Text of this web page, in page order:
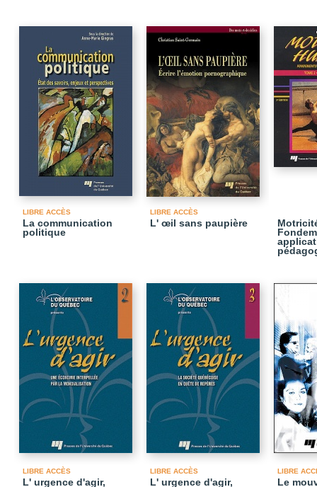
LIBRE ACCÈS
La communication
politique
LIBRE ACCÈS
L' œil sans paupière
LIBRE ACCÈS
L' urgence d'agir,
LIBRE ACCÈS
L' urgence d'agir,
LIBRE
Le